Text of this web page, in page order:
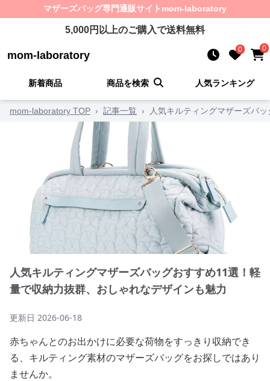
マザーズバッグ専門通販サイト mom-laboratory
5,000円以上のご購入で送料無料
mom-laboratory 0 0
新着商品 商品を検索 人気ランキング
mom-laboratory TOP › 記事一覧 › 人気キルティングマザーズバ
人気キルティングマザーズバッグおすすめ11選！軽
量で収納力抜群、おしゃれなデザインも魅力
更新日 2026-06-18
赤ちゃんとのお出かけに必要な荷物をすっきり収納でき
る、キルティング素材のマザーズバッグをお探しではあり
ませんか。